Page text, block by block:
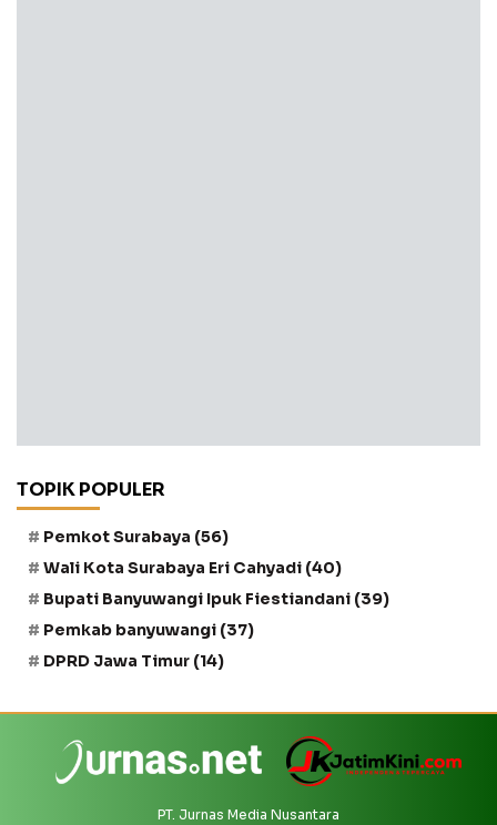
TOPIK POPULER
Pemkot Surabaya (56)
Wali Kota Surabaya Eri Cahyadi (40)
Bupati Banyuwangi Ipuk Fiestiandani (39)
Pemkab banyuwangi (37)
DPRD Jawa Timur (14)
PT. Jurnas Media Nusantara